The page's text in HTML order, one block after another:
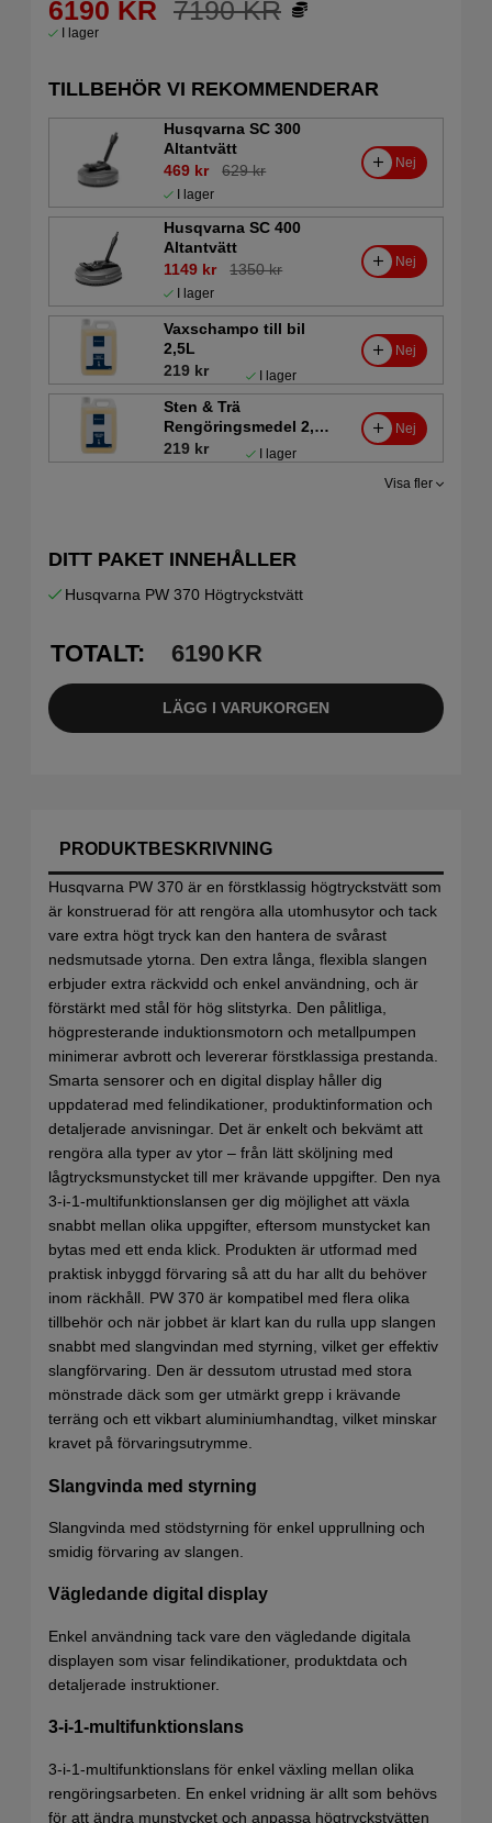
7190KR
6190 KR
I lager
TILLBEHÖR VI REKOMMENDERAR
Husqvarna SC 300
Altantvätt
469 kr
629 kr
I lager
Nej
Husqvarna SC 400
Altantvätt
1149 kr
1350 kr
I lager
Nej
Vaxschampo till bil
2,5L
219 kr
I lager
Nej
Sten & Trä
Rengöringsmedel 2,5
L
219 kr I lager
Nej
Visa fler
DITT PAKET INNEHÅLLER
Husqvarna PW 370 Högtryckstvätt
TOTALT: 6190KR
LÄGG I VARUKORGEN
PRODUKTBESKRIVNING
Husqvarna PW 370 är en förstklassig högtryckstvätt som
är konstruerad för att rengöra alla utomhusytor och tack
vare extra högt tryck kan den hantera de svårast
nedsmutsade ytorna. Den extra långa, flexibla slangen
erbjuder extra räckvidd och enkel användning, och är
förstärkt med stål för hög slitstyrka. Den pålitliga,
högpresterande induktionsmotorn och metallpumpen
minimerar avbrott och levererar förstklassiga prestanda.
Smarta sensorer och en digital display håller dig
uppdaterad med felindikationer, produktinformation och
detaljerade anvisningar. Det är enkelt och bekvämt att
rengöra alla typer av ytor – från lätt sköljning med
lågtrycksmunstycket till mer krävande uppgifter. Den nya
3-i-1-multifunktionslansen ger dig möjlighet att växla
snabbt mellan olika uppgifter, eftersom munstycket kan
bytas med ett enda klick. Produkten är utformad med
praktisk inbyggd förvaring så att du har allt du behöver
inom räckhåll. PW 370 är kompatibel med flera olika
tillbehör och när jobbet är klart kan du rulla upp slangen
snabbt med slangvindan med styrning, vilket ger effektiv
slangförvaring. Den är dessutom utrustad med stora
mönstrade däck som ger utmärkt grepp i krävande
terräng och ett vikbart aluminiumhandtag, vilket minskar
kravet på förvaringsutrymme.
Slangvinda med styrning
Slangvinda med stödstyrning för enkel upprullning och
smidig förvaring av slangen.
Vägledande digital display
Enkel användning tack vare den vägledande digitala
displayen som visar felindikationer, produktdata och
detaljerade instruktioner.
3-i-1-multifunktionslans
3-i-1-multifunktionslans för enkel växling mellan olika
rengöringsarbeten. En enkel vridning är allt som behövs
för att ändra munstycket och anpassa högtryckstvätten